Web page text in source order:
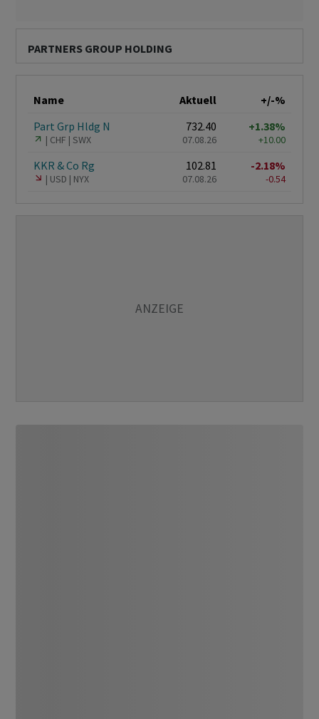
PARTNERS GROUP HOLDING
Name Aktuell
+/-%
Part Grp Hldg N
CHF SWX
732.40
07.08.26
+1.38%
+10.00
KKR & Co Rg
USD NYX
102.81
07.08.26
-2.18%
-0.54